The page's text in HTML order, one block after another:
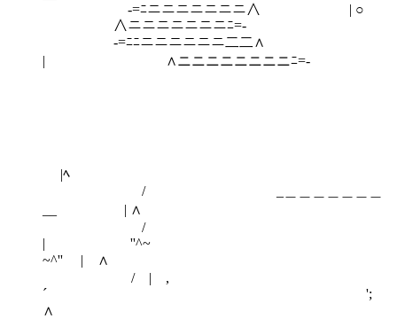
‐=ﾆニニニニニニニ∧ | ○
∧ニニニニニニニﾆ=‐
‐=ﾆﾆニニニニニニ二二∧
| ∧ニニニニニニニニﾆ=‐
|ﾍ
/ _＿＿＿＿＿＿＿
__ | ∧
/
| ''^~
~^'' | ∧
/ | ,
´ ';
∧